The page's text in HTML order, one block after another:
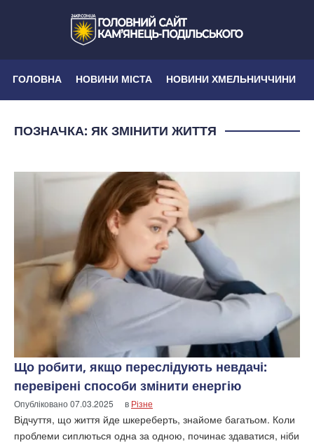
ГОЛОВНА НОВИНИ МІСТА НОВИНИ ХМЕЛЬНИЧЧИНИ
ПОЗНАЧКА: ЯК ЗМІНИТИ ЖИТТЯ
Що робити, якщо переслідують невдачі:
перевірені способи змінити енергію
Опубліковано07.03.2025 в Різне
Відчуття, що життя йде шкереберть, знайоме багатьом. Коли
проблеми сиплються одна за одною, починає здаватися, ніби